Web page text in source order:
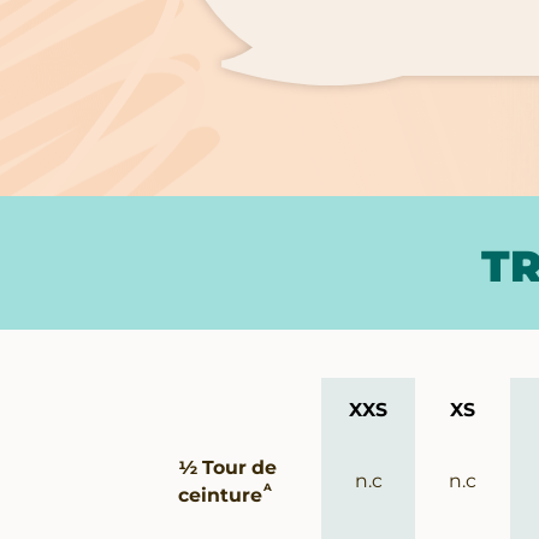
des
tailles
XXS XS
½ Tour de
ceintureA n.c n.c